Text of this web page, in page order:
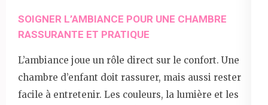
SOIGNER L’AMBIANCE POUR UNE CHAMBRE
RASSURANTE ET PRATIQUE
L’ambiance joue un rôle direct sur le confort. Une
chambre d’enfant doit rassurer, mais aussi rester
facile à entretenir. Les couleurs, la lumière et les